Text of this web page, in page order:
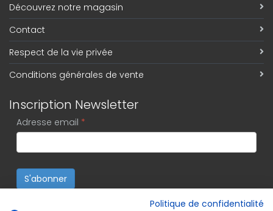
Découvrez notre magasin
Contact
Respect de la vie privée
Conditions générales de vente
Inscription Newsletter
Adresse email *
S'abonner
Politique de confidentialité